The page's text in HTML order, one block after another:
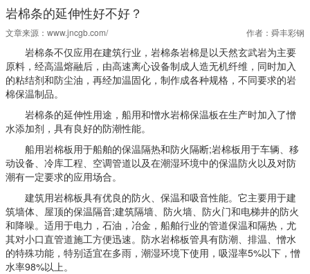
岩棉条的延伸性好不好？
文章来源： www.jncgb.com/ 作者：舜丰彩钢
岩棉条不仅应用在建筑行业，岩棉条岩棉是以天然玄武岩为主要
原料，经高温熔融后，由高速离心设备制成人造无机纤维，同时加入
的粘结剂和防尘油，再经加温固化，制作成各种规格，不同要求的岩
棉保温制品。
岩棉条的延伸性用途，船用和憎水岩棉保温板在生产时加入了憎
水添加剂，具有良好的防潮性能。
船用岩棉板用于船舶的保温隔热和防火隔断;岩棉板用于车辆、移
动设备、冷库工程、空调管道以及在潮湿环境中的保温防火以及对防
潮有一定要求的应用场合。
建筑用岩棉板具有优良的防火、保温和吸音性能。它主要用于建
筑墙体、屋顶的保温隔音;建筑隔墙、防火墙、防火门和电梯井的防火
和降噪。适用于电力，石油，冶金，船舶行业的管道保温和隔热，尤
其对小口直管道施工方便迅速。防水岩棉板管具有防潮、排温、憎水
的特殊功能，特别适宜在多雨，潮湿环境下使用，吸湿率5%以下，憎
水率98%以上。